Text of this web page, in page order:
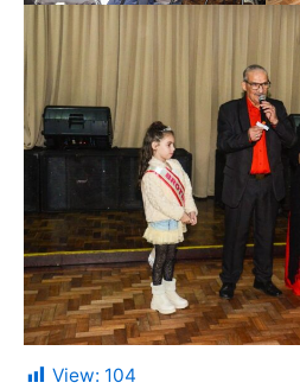
View: 104